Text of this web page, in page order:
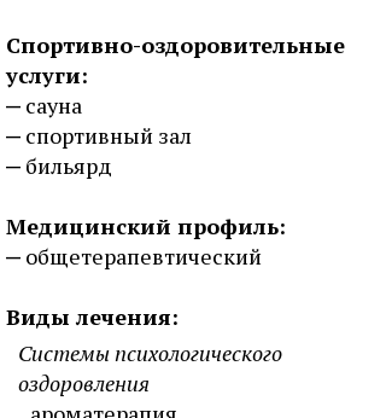
Спортивно-оздоровительные
услуги:
сауна
спортивный зал
бильярд
Медицинский профиль:
общетерапевтический
Виды лечения:
Системы психологического
оздоровления